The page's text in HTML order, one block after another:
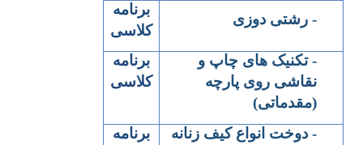
- رشتی دوزی
برنامه
کلاسی
-تکنیک های چاپ و
نقاشی روی پارچه
(مقدماتی)
برنامه
کلاسی
- دوخت انواع کیف زنانه
برنامه